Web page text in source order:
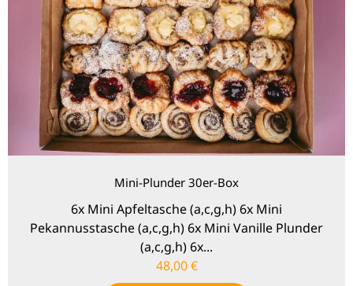
Mini-Plunder 30er-Box
6x Mini Apfeltasche (a,c,g,h) 6x Mini
Pekannusstasche (a,c,g,h) 6x Mini Vanille Plunder
(a,c,g,h) 6x...
48,00€